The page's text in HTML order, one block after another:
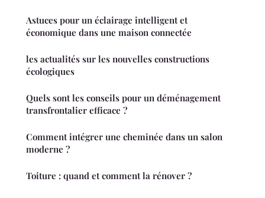
Astuces pour un éclairage intelligent et
économique dans une maison connectée
les actualités sur les nouvelles constructions
écologiques
Quels sont les conseils pour un déménagement
transfrontalier efficace ?
Comment intégrer une cheminée dans un salon
moderne ?
Toiture : quand et comment la rénover ?